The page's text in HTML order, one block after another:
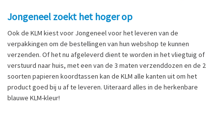
Jongeneel zoekt het hoger op
Ook de KLM kiest voor Jongeneel voor het leveren van de
verpakkingen om de bestellingen van hun webshop te kunnen
verzenden. Of het nu afgeleverd dient te worden in het vliegtuig of
verstuurd naar huis, met een van de 3 maten verzenddozen en de 2
soorten papieren koordtassen kan de KLM alle kanten uit om het
product goed bij u af te leveren. Uiteraard alles in de herkenbare
blauwe KLM-kleur!